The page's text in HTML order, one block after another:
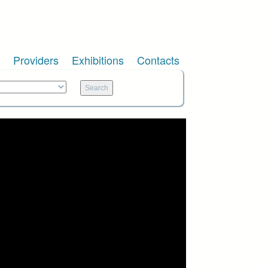
Providers Exhibitions Contacts